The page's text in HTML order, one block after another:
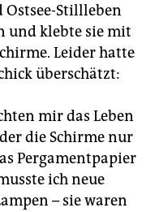
Stillleben
und klebte sie mit
Leider hatte
überschätzt:
mir das Leben
die Schirme nur
Pergamentpapier
ich neue
– sie waren